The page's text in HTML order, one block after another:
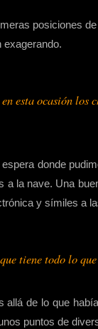
posiciones
exagerando.
esta ocasión los
donde
la nave. Una
y símiles a
tiene todo lo
de lo que
puntos de